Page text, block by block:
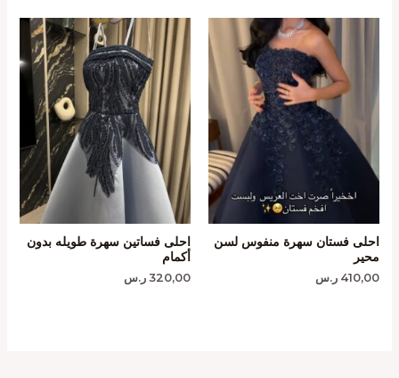
احلى فستان سهرة منفوس لسن
محير
410,00 ر.س
احلى فساتين سهرة طويله بدون
أكمام
320,00 ر.س